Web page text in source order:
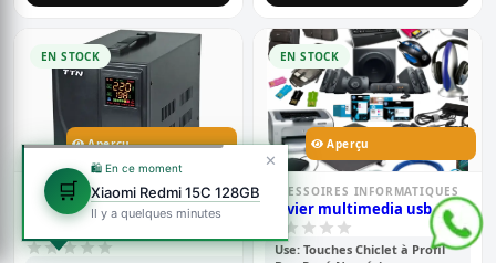
EN STOCK
Aperçu
ACCESSOIRES INFORMATIQUES
Regulateur-stabilisateur de
tension ttn 2000va
EN STOCK
Aperçu
ACCESSOIRES INFORMATIQUES
Clavier multimedia usb
Use: Touches Chiclet à Profil
🛒
🛍️ En ce moment
Xiaomi Redmi 15C 128GB
Il y a quelques minutes
✕